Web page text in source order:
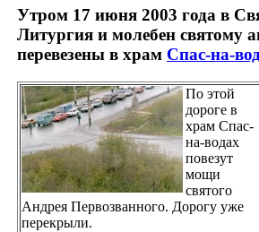
Утром 17 июня 2003 года в
Литургия и молебен святому
перевезены в храм Спас-на-
По этой
дороге в
храм Спас-
на-водах
повезут
мощи
святого
Андрея Первозванного. Дорогу уже
перекрыли.